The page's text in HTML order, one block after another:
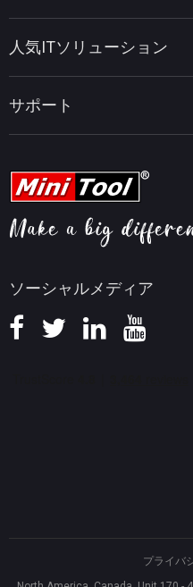
ソーシャルメディア
MiniTool PDF Editor
MiniTool MovieMaker
MiniTool uTube Downloader
データ復元ヒント
PDF編集ヒント
動画編集ヒント
ビデオ変換ヒント
画面録画ヒント
知識ベース
人気ITソリューション
MiniTool ニュースセンター
サポート
ヘルプ
プライバ